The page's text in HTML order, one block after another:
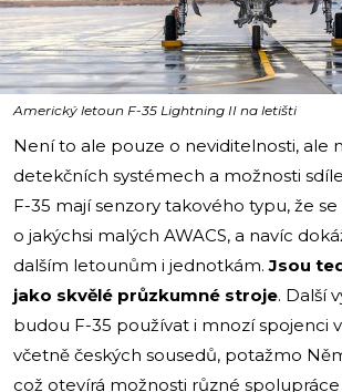
Americký letoun F-35 Lightning II na letišti
Není to ale pouze o neviditelnosti, ale
detekčních systémech a možnosti
F-35 mají senzory takového typu, že
o jakýchsi malých AWACS, a navíc
dalším letounům i jednotkám.Jsou
jako skvělé průzkumné stroje. Další
budou F-35 používat i mnozí spojenci
včetně českých sousedů, potažmo
což otevírá možnosti různé